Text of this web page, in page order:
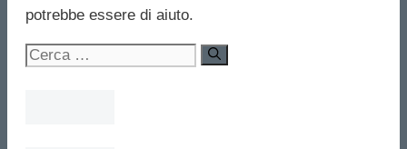
potrebbe essere di aiuto.
Ricerca